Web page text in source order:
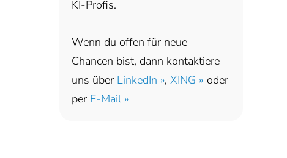
KI-Profis.
Wenn du offen für neue
Chancen bist, dann kontaktiere
uns über LinkedIn », XING » oder
per E-Mail »